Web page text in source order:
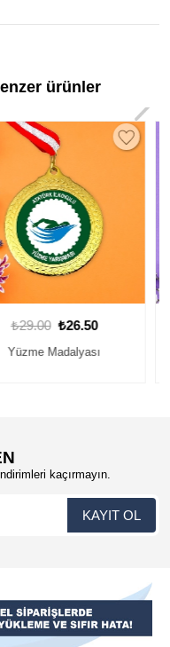
ürünler
₺29.00 ₺26.50
Yüzme Madalyası
kaçırmayın.